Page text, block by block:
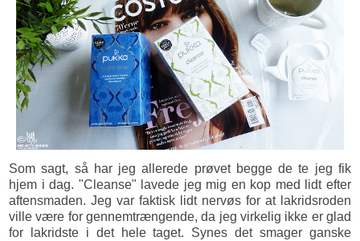
Som sagt, så har jeg allerede prøvet begge de te jeg fik
hjem i dag. "Cleanse" lavede jeg mig en kop med lidt efter
aftensmaden. Jeg var faktisk lidt nervøs for at lakridsroden
ville være for gennemtrængende, da jeg virkelig ikke er glad
for lakridste i det hele taget. Synes det smager ganske